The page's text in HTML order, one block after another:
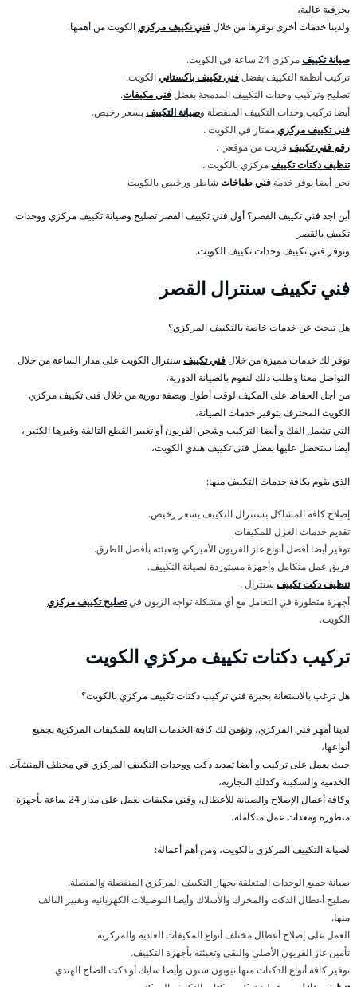
بحرفية عالية،
ولدينا خدمات أخرى نوفرها من خلالفني تكييف مركزيالكويت من أهمها:
صيانة تكييفمركزي 24 ساعة في الكويت.
تركيب أنظمة التكييف بفضلفني تكييف باكستانيالكويت.
تصليح وتركيب وحدات التكييف المدمجة بفضلفني مكيفات.
أيضا تركيب وحدات التكييف المنفصلة وصيانة التكييفبسعر رخيص.
فنى تكييف مركزيممتاز في الكويت .
رقم فني تكييف قريب من موقعي .
تنظيف دكتات تكييفمركزي بالكويت .
نحن أيضا نوفر خدمة فني طباخات شاطر ورخيص بالكويت
أين اجد فني تكييف القصر؟ أول فني تكييف القصر تصليح وصيانة تكييف مركزي ووحدات
تكييف بالقصر
ونوفر فني تكييف وحدات تكييف الكويت.
فني تكييف سنترال القصر
هل تبحث عن خدمات خاصة بالتكييف المركزي؟
نوفر لك خدمات مميزة من خلالفني تكييف سنترال الكويت على مدار الساعة من خلال
التواصل معنا وطلب ذلك لنقوم بالصيانة الدورية،
من أجل الحفاظ على المكيف لوقت أطول وبصفة دورية من خلال فنى تكييف مركزي
الكويت المحترف بتوفير خدمات الصيانة،
التي تشمل الفك و أيضا التركيب وشحن الفريون أو تغيير القطع التالفة وغيرها الكثير ،
أيضا ستحصل عليها بفضل فنى تكييف هندي الكويت،
الذي يقوم بكافة خدمات التكييف منها:
إصلاح كافة المشاكل بسنترال التكييف بسعر رخيص.
تقديم خدمات العزل للمكيفات.
توفير أيضا أفضل أنواع غاز الفريون الأميركي وتعبئته بأفضل الطرق.
فريق عمل متكامل وأجهزة مستوردة لصيانة التكييف.
تنظيف دكت تكييف سنترال .
أجهزة متطورة في التعامل مع أي مشكلة تواجه الزبون فيتصليح تكييف مركزي
الكويت.
تركيب دكتات تكييف مركزي الكويت
هل ترغب بالاستعانة بخبرة فني تركيب دكتات تكييف مركزي بالكويت؟
لدينا أمهر فني المركزي، ونؤمن لك كافة الخدمات التابعة للمكيفات المركزية بجميع
أنواعها،
حيث يعمل على تركيب و أيضا تمديد دكت ووحدات التكييف المركزي في مختلف المنشآت
الخدمية والسكينة وكذلك التجارية،
وكافة أعمال الإصلاح والصيانة للأعطال، وفني مكيفات يعمل على مدار 24 ساعة بأجهزة
متطورة ومعدات عمل متكاملة،
لصيانة التكييف المركزي بالكويت، ومن أهم أعماله:
صيانة جميع الوحدات المتعلقة بجهاز التكييف المركزي المنفصلة والمتصلة.
تصليح أعطال الدكت والمحرك والأسلاك وأيضا التوصيلات الكهربائية وتغيير التالف
منها.
العمل على إصلاح أعطال مختلف أنواع المكيفات العادية والمركزية.
تأمين غاز الفريون الأصلي والنقي وتعبئته بأجهزة التكييف.
توفير كافة أنواع الدكتات منها نيوبون ستون وأيضا سابك أو دكت الصاج الهندي